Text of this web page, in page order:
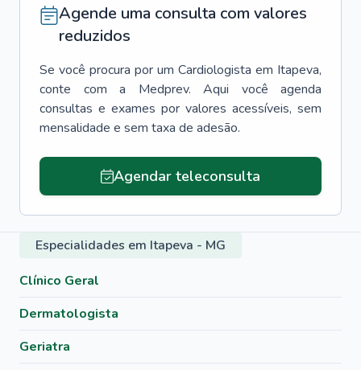
Agende uma consulta com valores
reduzidos
Se você procura por um Cardiologista em Itapeva,
conte com a Medprev. Aqui você agenda
consultas e exames por valores acessíveis, sem
mensalidade e sem taxa de adesão.
Agendar teleconsulta
Especialidades em Itapeva - MG
Clínico Geral
Dermatologista
Geriatra